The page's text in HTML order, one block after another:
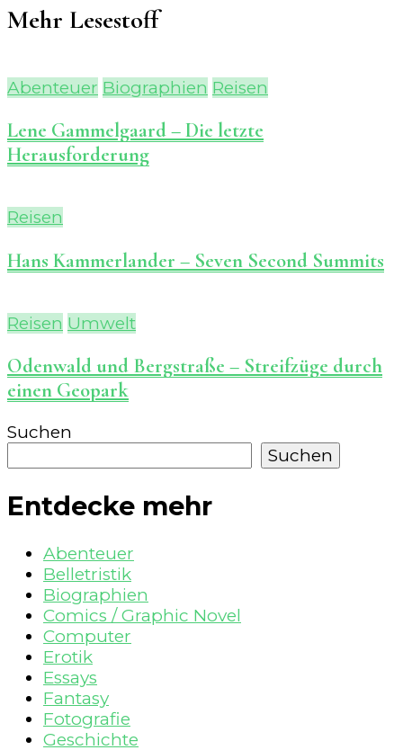
Mehr Lesestoff
Abenteuer Biographien Reisen
Lene Gammelgaard – Die letzte
Herausforderung
Reisen
Hans Kammerlander – Seven Second Summits
Reisen Umwelt
Odenwald und Bergstraße – Streifzüge durch
einen Geopark
Suchen
Suchen
Entdecke mehr
Abenteuer
Belletristik
Biographien
Comics / Graphic Novel
Computer
Erotik
Essays
Fantasy
Fotografie
Geschichte